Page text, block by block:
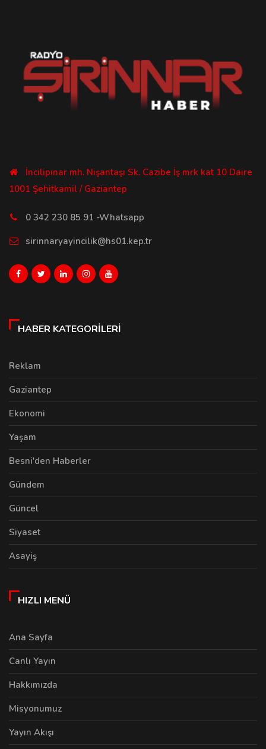
İncilipınar mh. Nişantaşı Sk. Cazibe İş mrk kat 10 Daire
1001 Şehitkamil / Gaziantep
0 342 230 85 91 -Whatsapp
sirinnaryayincilik@hs01.kep.tr
HABER KATEGORILERI
Reklam
Gaziantep
Ekonomi
Yaşam
Besni'den Haberler
Gündem
Güncel
Siyaset
Asayiş
HIZLI MENÜ
Ana Sayfa
Canlı Yayın
Hakkımızda
Misyonumuz
Yayın Akışı